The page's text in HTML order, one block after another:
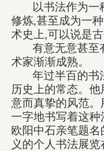
以书法作为一种
修炼,甚至成为一
术史上,可以说是
有意无意甚至有
术家渐渐成熟。
年过半百的书法
历史上的常态。
意而真挚的风范
一字地书写着这种
欧阳中石亲笔题
义的个人书法展